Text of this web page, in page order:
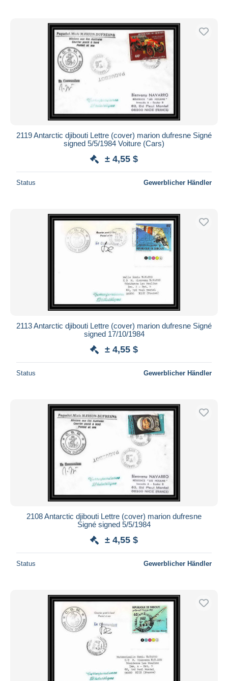
2119 Antarctic djibouti Lettre (cover) marion dufresne Signé
signed 5/5/1984 Voiture (Cars)
± 4,55 $
Status Gewerblicher Händler
2113 Antarctic djibouti Lettre (cover) marion dufresne Signé
signed 17/10/1984
± 4,55 $
Status Gewerblicher Händler
2108 Antarctic djibouti Lettre (cover) marion dufresne
Signé signed 5/5/1984
± 4,55 $
Status Gewerblicher Händler